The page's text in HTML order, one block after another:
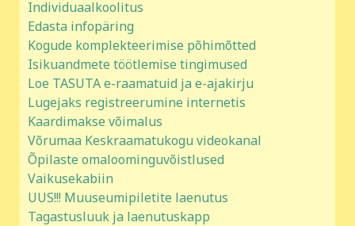
Individuaalkoolitus
Edasta infopäring
Kogude komplekteerimise põhimõtted
Isikuandmete töötlemise tingimused
Loe TASUTA e-raamatuid ja e-ajakirju
Lugejaks registreerumine internetis
Kaardimakse võimalus
Võrumaa Keskraamatukogu videokanal
Õpilaste omaloominguvõistlused
Vaikusekabiin
UUS!!! Muuseumipiletite laenutus
Tagastusluuk ja laenutuskapp